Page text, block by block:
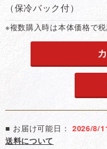
（保冷バック付）
※複数購入時は本体価格で税
■ お届け可能日： 2026/8/
送料について